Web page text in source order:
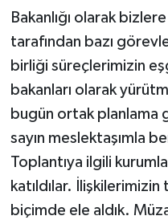
Bakanlığı olarak
tarafından bazı
birliği süreçlerimizin
bakanları olarak
bugün ortak planlama
sayın meslektaşımla
Toplantıya ilgili
katıldılar. İlişkilerimizin
biçimde ele aldık.